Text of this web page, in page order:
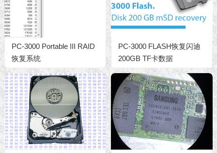
PC-3000 Portable III RAID
恢复系统
PC-3000 FLASH恢复闪迪
200GB TF卡数据